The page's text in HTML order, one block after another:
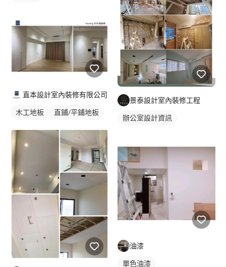
直本設計室內裝修有限公司
木工地板 直鋪/平鋪地板
景泰設計室內裝修工程
辦公室設計資訊
油漆
單色油漆